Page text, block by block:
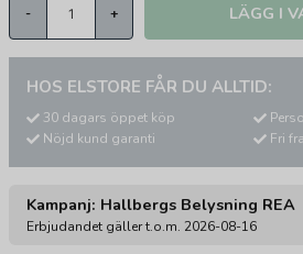
- + LÄGG I
HOS ELSTORE FÅR DU ALLTID:
30 dagars öppet köp
Nöjd kund garanti
Fri
Kampanj: Hallbergs Belysning REA
Erbjudandet gäller t.o.m. 2026-08-16